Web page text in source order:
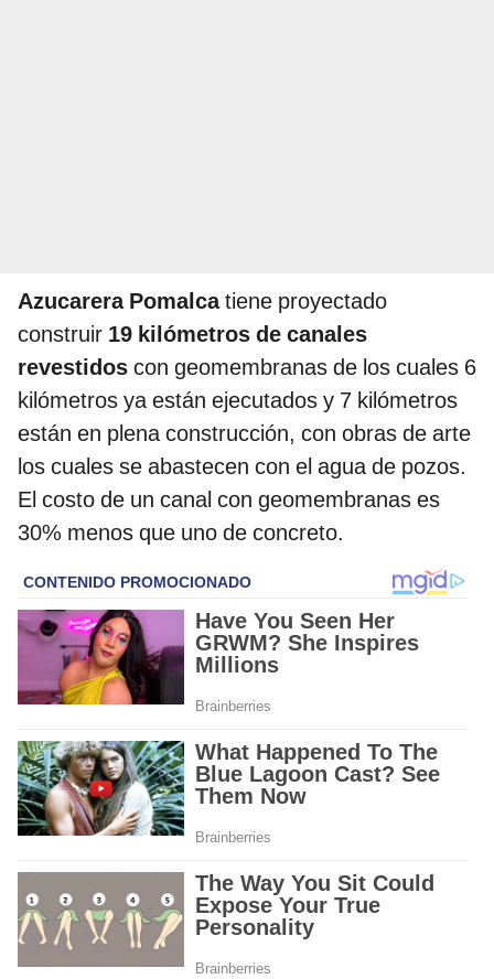
Azucarera Pomalcatiene proyectado
construir 19 kilómetros de canales
revestidos con geomembranas de los cuales 6
kilómetros ya están ejecutados y 7 kilómetros
están en plena construcción, con obras de arte
los cuales se abastecen con el agua de pozos.
El costo de un canal con geomembranas es
30% menos que uno de concreto.